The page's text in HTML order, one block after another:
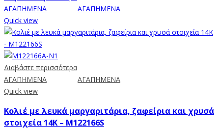
ΑΓΑΠΗΜΕΝΑ
ΑΓΑΠΗΜΕΝΑ
Quick view
Διαβάστε περισσότερα
ΑΓΑΠΗΜΕΝΑ
ΑΓΑΠΗΜΕΝΑ
Quick view
Κολιέ με λευκά μαργαριτάρια, ζαφείρια και χρυσά
στοιχεία 14K – M122166S